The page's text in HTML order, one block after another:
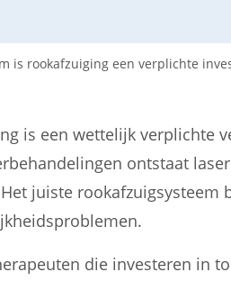
is rookafzuiging een verplichte
is een wettelijk verplichte
ontstaat
juiste rookafzuigsysteem
die investeren in